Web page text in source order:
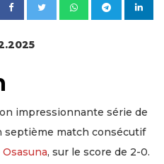
impressionnante série de
match consécutif
Osasuna, sur le score de 2-0.